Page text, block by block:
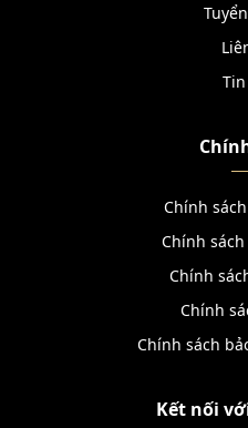
Chính
Chính
Chính
Chính
Chính sách
Kết nối